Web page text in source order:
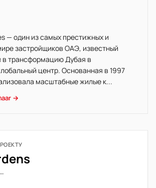
— один из самых престижных и
застройщиков ОАЭ, известный
в трансформацию Дубая в
центр. Основанная в 1997
масштабные жилые к...
→